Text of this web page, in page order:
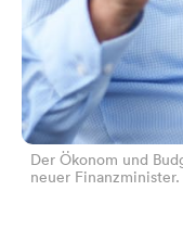
Der Ökonom und
neuer